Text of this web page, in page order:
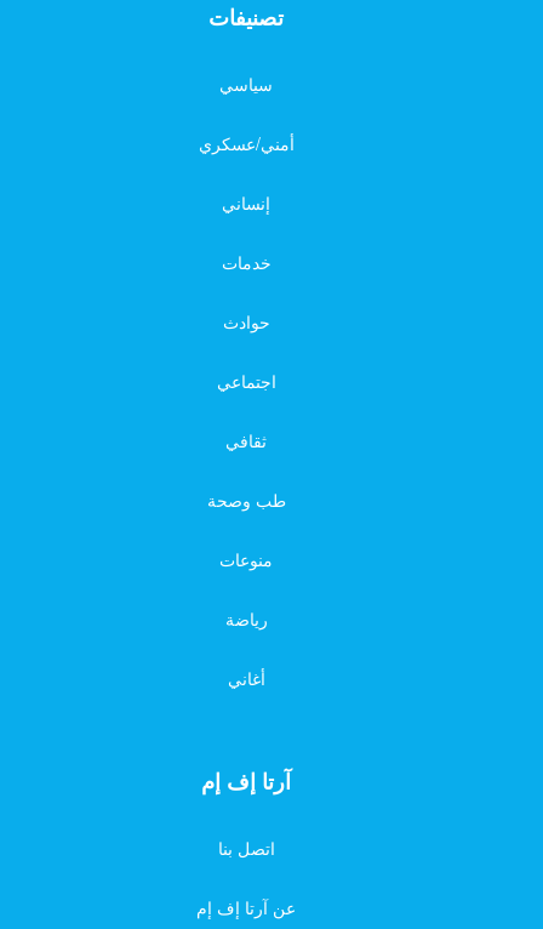
تصنيفات
سياسي
أمني/عسكري
إنساني
خدمات
حوادث
اجتماعي
ثقافي
طب وصحة
منوعات
رياضة
أغاني
آرتا إف إم
اتصل بنا
عن آرتا إف إم